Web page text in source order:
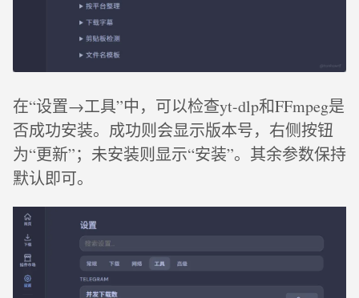
在“设置→工具”中，可以检查yt-dlp和FFmpeg是
否成功安装。成功则会显示版本号，右侧按钮
为“更新”；未安装则显示“安装”。其余参数保持
默认即可。